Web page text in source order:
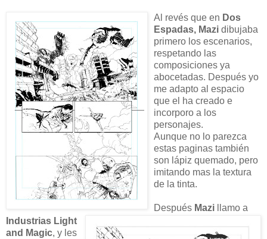
Al revés que en Dos
Espadas, Mazi dibujaba
primero los escenarios,
respetando las
composiciones ya
abocetadas. Después yo
me adapto al espacio
que el ha creado e
incorporo a los
personajes.
Aunque no lo parezca
estas paginas también
son lápiz quemado, pero
imitando mas la textura
de la tinta.
Después Mazi llamo a
Industrias Light
and Magic, y les